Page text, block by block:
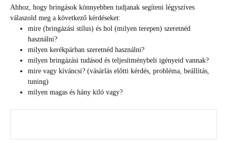
Ahhoz, hogy bringások könnyebben tudjanak segíteni légyszíves
válaszold meg a következő kérdéseket:
mire (bringázási stílus) és hol (milyen terepen) szeretnéd
használni?
milyen kerékpárban szeretnéd használni?
milyen bringázási tudásod és teljesítménybeli igényeid vannak?
mire vagy kíváncsi? (vásárlás előtti kérdés, probléma, beállítás,
tuning)
milyen magas és hány kiló vagy?